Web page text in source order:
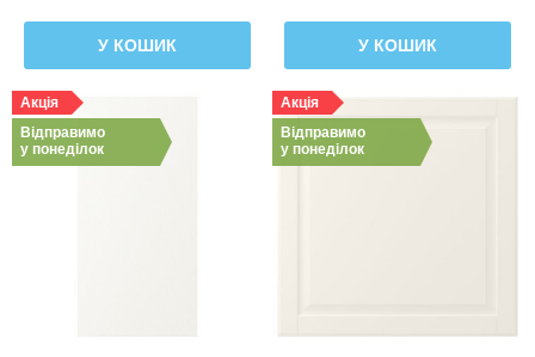
У КОШИК У КОШИК
Акція
Відправимо
у понеділок
Акція
Відправимо
у понеділок